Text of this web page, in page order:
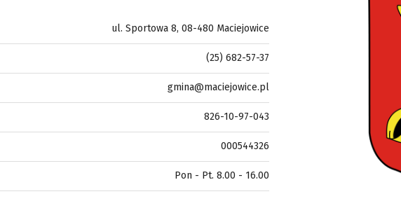
ul. Sportowa 8, 08-480 Maciejowice
(25) 682-57-37
gmina@maciejowice.pl
826-10-97-043
000544326
Pon - Pt. 8.00 - 16.00